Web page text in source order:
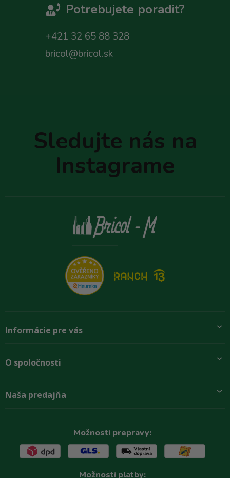
Potrebujete poradit?
+421 32 65 88 328
bricol@bricol.sk
Sledujte nás na
Instagrame
Informácie pre vás
Preprava a platba
Rady zákazníkom
O spoločnosti
O firme
Naša predajňa
Možnosti prepravy:
Možnosti platby: